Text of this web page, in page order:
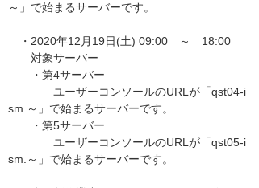
～」で始まるサーバーです。
・2020年12月19日(土) 09:00 ～ 18:00
対象サーバー
・第4サーバー
ユーザーコンソールのURLが「qst04-i
sm.～」で始まるサーバーです。
・第5サーバー
ユーザーコンソールのURLが「qst05-i
sm.～」で始まるサーバーです。